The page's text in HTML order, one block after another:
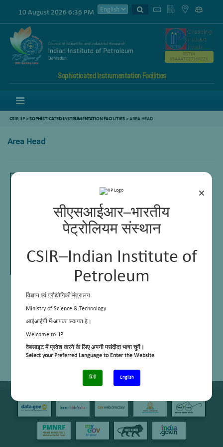
×
सीएसआईआर–भारतीय
पेट्रोलियम संस्थान
CSIR–Indian Institute of
Petroleum
विज्ञान एवं प्रौद्योगिकी मंत्रालय
Ministry of Science & Technology
आईआईपी में आपका स्वागत है।
Welcome to IIP
वेबसाइट में प्रवेश करने के लिए अपनी पसंदीदा भाषा चुनें।
Select your Preferred Language to Enter the Website
हिंदी English
10 August 2026 6:36 PM
Sophisticated Instrumentation Facilities
GSTIN
05AAATC2716R2ZK
CSIR IIP>SOPHISTICATED INSTRUMENTATION FACILITIES> AREA HEAD
Area Head
Principal Scientist
Phone:+91 135 2525724/892
Personal Webpage: